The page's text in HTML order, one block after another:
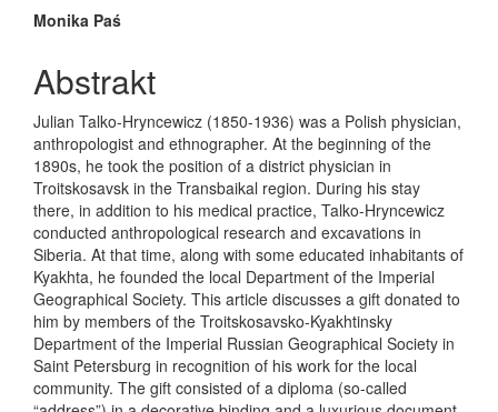
Main Article Content
Monika Paś
Abstrakt
Julian Talko-Hryncewicz (1850-1936) was a Polish physician,
anthropologist and ethnographer. At the beginning of the
1890s, he took the position of a district physician in
Troitskosavsk in the Transbaikal region. During his stay
there, in addition to his medical practice, Talko-Hryncewicz
conducted anthropological research and excavations in
Siberia. At that time, along with some educated inhabitants of
Kyakhta, he founded the local Department of the Imperial
Geographical Society. This article discusses a gift donated to
him by members of the Troitskosavsko-Kyakhtinsky
Department of the Imperial Russian Geographical Society in
Saint Petersburg in recognition of his work for the local
community. The gift consisted of a diploma (so-called